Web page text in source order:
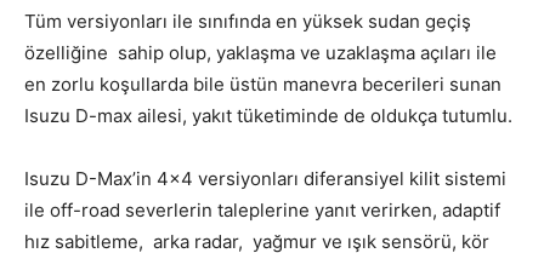
Tüm versiyonları ile sınıfında en yüksek sudan geçiş
özelliğine sahip olup, yaklaşma ve uzaklaşma açıları ile
en zorlu koşullarda bile üstün manevra becerileri sunan
Isuzu D-max ailesi, yakıt tüketiminde de oldukça tutumlu.
Isuzu D-Max’in 4×4 versiyonları diferansiyel kilit sistemi
ile off-road severlerin taleplerine yanıt verirken, adaptif
hız sabitleme, arka radar, yağmur ve ışık sensörü, kör